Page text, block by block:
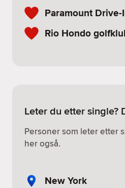
Paramount
Rio Hondo
Leter du etter single?
Personer som leter etter
her også.
New York